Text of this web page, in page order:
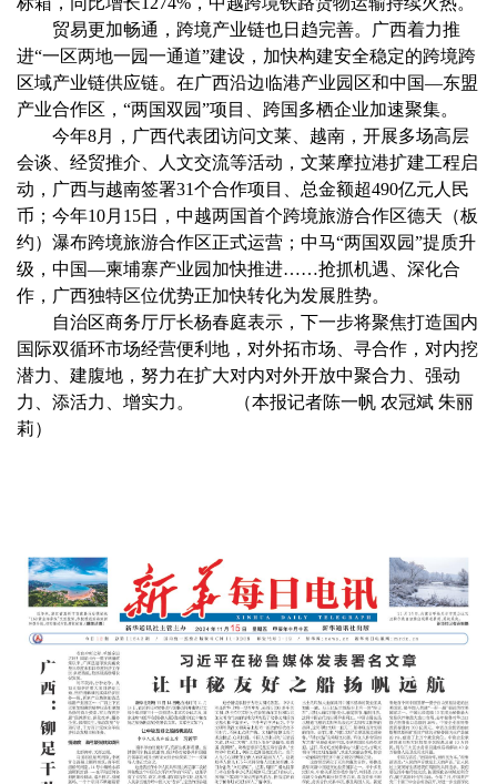
贸易更加畅通，跨境产业链也日趋完善。广西着力推
进“一区两地一园一通道”建设，加快构建安全稳定的跨境跨
区域产业链供应链。在广西沿边临港产业园区和中国—东盟
产业合作区，“两国双园”项目、跨国多栖企业加速聚集。
今年8月，广西代表团访问文莱、越南，开展多场高层
会谈、经贸推介、人文交流等活动，文莱摩拉港扩建工程启
动，广西与越南签署31个合作项目、总金额超490亿元人民
币；今年10月15日，中越两国首个跨境旅游合作区德天（板
约）瀑布跨境旅游合作区正式运营；中马“两国双园”提质升
级，中国—柬埔寨产业园加快推进……抢抓机遇、深化合
作，广西独特区位优势正加快转化为发展胜势。
自治区商务厅厅长杨春庭表示，下一步将聚焦打造国内
国际双循环市场经营便利地，对外拓市场、寻合作，对内挖
潜力、建腹地，努力在扩大对内对外开放中聚合力、强动
力、添活力、增实力。 （本报记者陈一帆 农冠斌 朱丽
莉）